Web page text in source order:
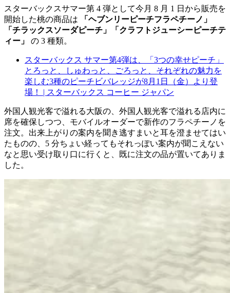
スターバックスサマー第 4 弾として今月 8 月 1 日から販売を
開始した桃の商品は
「ヘブンリーピーチフラペチーノ」
「チラックスソーダピーチ」「クラフトジューシーピーチテ
ィー」
の 3 種類。
スターバックス サマー第4弾は、「3つの幸せピーチ」
とろっと、しゅわっと、ごろっと、それぞれの魅力を
楽しむ3種のピーチビバレッジが8月1日（金）より登
場！ | スターバックス コーヒー ジャパン
外国人観光客で溢れる大阪の、外国人観光客で溢れる店内に
席を確保しつつ、モバイルオーダーで新作のフラペチーノを
注文。出来上がりの案内を聞き逃すまいと耳を澄ませてはい
たものの、5 分ちょい経ってもそれっぽい案内が聞こえない
なと思い受け取り口に行くと、既に注文の品が置いてありま
した。